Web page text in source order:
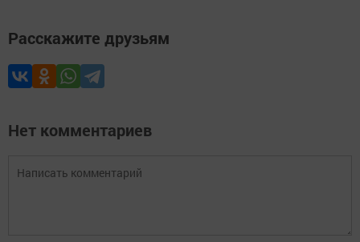
Расскажите друзьям
Нет комментариев